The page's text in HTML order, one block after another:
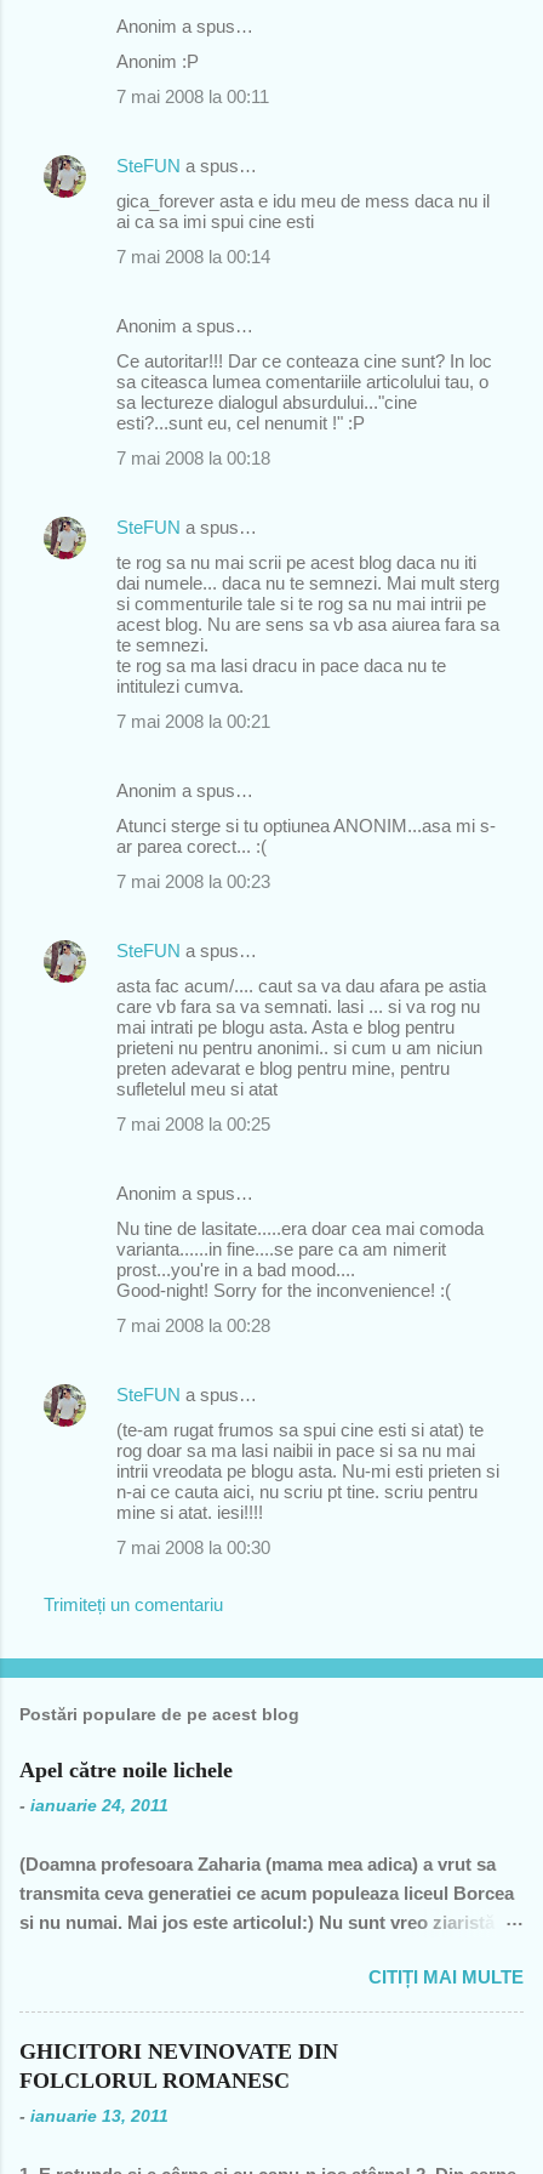
Anonim a spus…
Anonim :P
7 mai 2008 la 00:11
SteFUN a spus…
gica_forever asta e idu meu de mess daca nu il
ai ca sa imi spui cine esti
7 mai 2008 la 00:14
Anonim a spus…
Ce autoritar!!! Dar ce conteaza cine sunt? In loc
sa citeasca lumea comentariile articolului tau, o
sa lectureze dialogul absurdului..."cine
esti?...sunt eu, cel nenumit !" :P
7 mai 2008 la 00:18
SteFUN a spus…
te rog sa nu mai scrii pe acest blog daca nu iti
dai numele... daca nu te semnezi. Mai mult sterg
si commenturile tale si te rog sa nu mai intrii pe
acest blog. Nu are sens sa vb asa aiurea fara sa
te semnezi.
te rog sa ma lasi dracu in pace daca nu te
intitulezi cumva.
7 mai 2008 la 00:21
Anonim a spus…
Atunci sterge si tu optiunea ANONIM...asa mi s-
ar parea corect... :(
7 mai 2008 la 00:23
SteFUN a spus…
asta fac acum/.... caut sa va dau afara pe astia
care vb fara sa va semnati. lasi ... si va rog nu
mai intrati pe blogu asta. Asta e blog pentru
prieteni nu pentru anonimi.. si cum u am niciun
preten adevarat e blog pentru mine, pentru
sufletelul meu si atat
7 mai 2008 la 00:25
Anonim a spus…
Nu tine de lasitate.....era doar cea mai comoda
varianta......in fine....se pare ca am nimerit
prost...you're in a bad mood....
Good-night! Sorry for the inconvenience! :(
7 mai 2008 la 00:28
SteFUN a spus…
(te-am rugat frumos sa spui cine esti si atat) te
rog doar sa ma lasi naibii in pace si sa nu mai
intrii vreodata pe blogu asta. Nu-mi esti prieten si
n-ai ce cauta aici, nu scriu pt tine. scriu pentru
mine si atat. iesi!!!!
7 mai 2008 la 00:30
Trimiteți un comentariu
Postări populare de pe acest blog
Apel către noile lichele
- ianuarie 24, 2011
(Doamna profesoara Zaharia (mama mea adica) a vrut sa
transmita ceva generatiei ce acum populeaza liceul Borcea
si nu numai. Mai jos este articolul:) Nu sunt vreo ziaristă
partid- n-am fost decât membră a PCR, câteva luni în 1989,
şi mi-a ajuns şi pentru perioada de după 1989-, nu sunt
scoate şi tâmpiţi în urma prestaţiei sale- asa cum rezultă
CITIȚI MAI MULTE
GHICITORI NEVINOVATE DIN
FOLCLORUL ROMANESC
- ianuarie 13, 2011